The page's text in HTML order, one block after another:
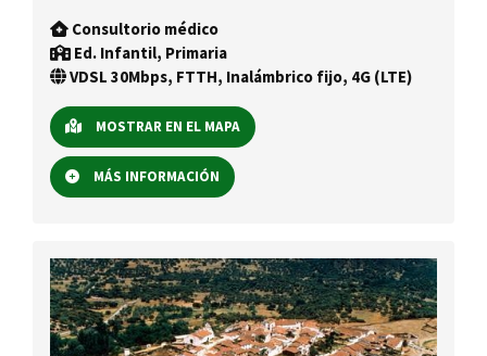
Consultorio médico
Ed. Infantil, Primaria
VDSL 30Mbps, FTTH, Inalámbrico fijo, 4G (LTE)
MOSTRAR EN EL MAPA
MÁS INFORMACIÓN